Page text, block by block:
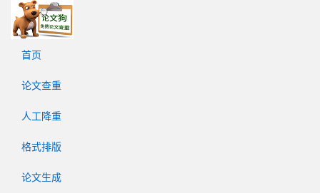
首页
论文查重
人工降重
格式排版
论文生成